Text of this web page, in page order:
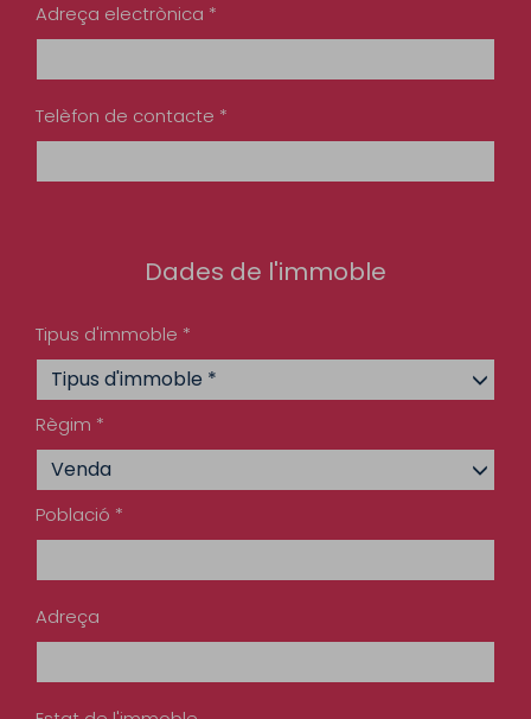
Adreça electrònica *
Telèfon de contacte *
Dades de l'immoble
Tipus d'immoble *
Tipus d'immoble *
Règim *
Venda
Població *
Adreça